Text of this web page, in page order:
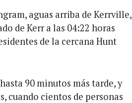
aguas arriba de Kerrville,
de Kerr a las 04:22 horas
de la cercana Hunt
90 minutos más tarde, y
cuando cientos de personas